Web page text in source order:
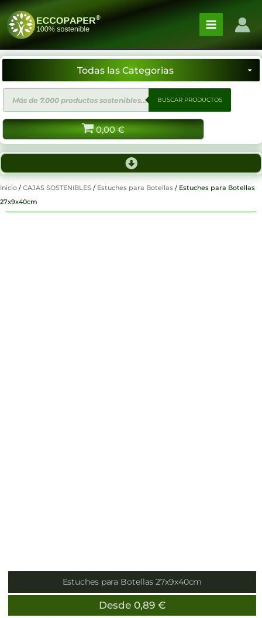
Ir
contenido
de
productos
BUSCAR PRODUCTOS
0,00 €
Inicio / CAJAS SOSTENIBLES / Estuches para Botellas / Estuches para Botellas
27x9x40cm
Estuches para Botellas 27x9x40cm
Desde 0,89 €